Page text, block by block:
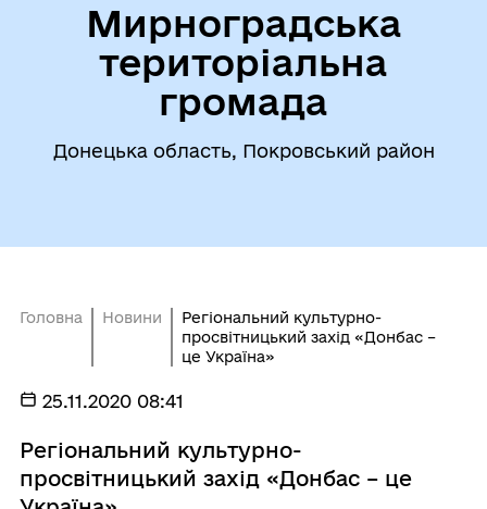
Мирноградська
територіальна
громада
Донецька область, Покровський район
Головна Новини
Регіональний культурно-
просвітницький захід «Донбас –
це Україна»
25.11.2020 08:41
Регіональний культурно-
просвітницький захід «Донбас – це